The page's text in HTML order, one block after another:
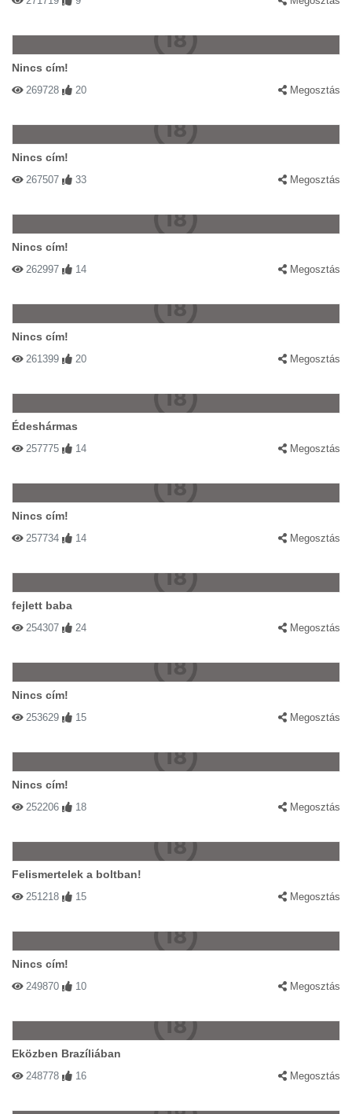
Nincs cím!
269728 20 Megosztás
Nincs cím!
267507 33 Megosztás
Nincs cím!
262997 14 Megosztás
Nincs cím!
261399 20 Megosztás
Édeshármas
257775 14 Megosztás
Nincs cím!
257734 14 Megosztás
fejlett baba
254307 24 Megosztás
Nincs cím!
253629 15 Megosztás
Nincs cím!
252206 18 Megosztás
Felismertelek a boltban!
251218 15 Megosztás
Nincs cím!
249870 10 Megosztás
Eközben Brazíliában
248778 16 Megosztás